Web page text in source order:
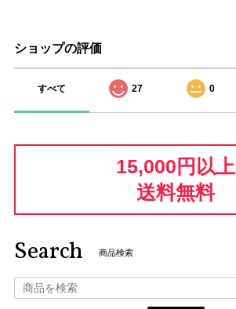
ショップの評価
すべて 27 0
15,000円以上
送料無料
Search 商品検索